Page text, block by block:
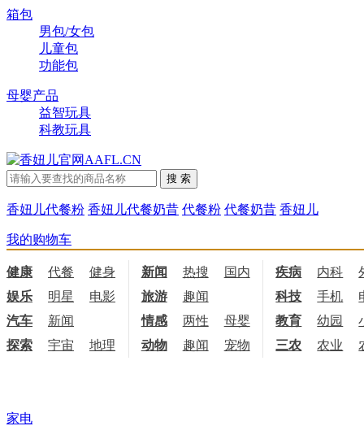
箱包
男包/女包
儿童包
功能包
母婴产品
益智玩具
科教玩具
香妞儿代餐粉 香妞儿代餐奶昔 代餐粉 代餐奶昔 香妞儿
我的购物车
健康 代餐 健身 饮食
新闻 热搜 国内 国际
疾病 内科
娱乐
明星 电影 电视
旅游 趣闻 科技 手机
汽车
新闻 情感 两性 母婴 职场
教育 幼园
探索
宇宙 地理 天文
动物 趣闻 宠物 三农 农业
家电